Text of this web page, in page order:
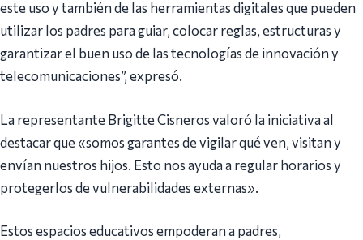
este uso y también de las herramientas digitales que pueden
utilizar los padres para guiar, colocar reglas, estructuras y
garantizar el buen uso de las tecnologías de innovación y
telecomunicaciones”, expresó.
La representante Brigitte Cisneros valoró la iniciativa al
destacar que «somos garantes de vigilar qué ven, visitan y
envían nuestros hijos. Esto nos ayuda a regular horarios y
protegerlos de vulnerabilidades externas».
Estos espacios educativos empoderan a padres,